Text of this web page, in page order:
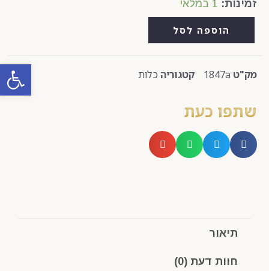
זמינות: 1 במלאי
הוספה לסל
מק"ט 1847a קטגוריה כלות
שתפו כעת
תיאור
חוות דעת (0)
פתח